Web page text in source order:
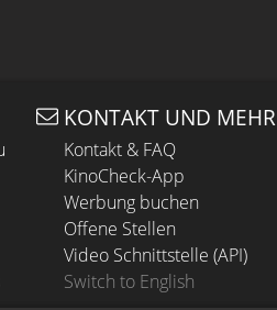
KONTAKT UND MEHR
Kontakt & FAQ
KinoCheck-App
Werbung buchen
Offene Stellen
Video Schnittstelle (API)
Switch to English